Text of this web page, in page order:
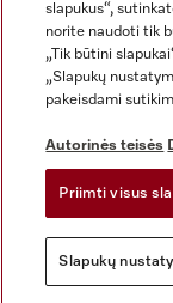
Bendrosios
Duomenų apsauga
Naudojimo sąlygos
Miele prieinamumo
Skaitmeninių
Slapukų nustatymai
slapukus“,
norite naudoti tik
„Tik būtini
„Slapukų
pakeisdami
Autorinės teisės
Priimti visus
Slapukų